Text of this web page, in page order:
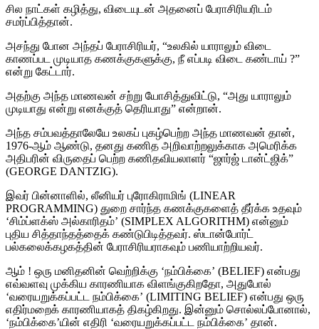
சில நாட்கள் கழித்து, விடையுடன் அதனைப் பேராசிரியரிடம்
சமர்ப்பித்தான்.
அசந்து போன அந்தப் பேராசிரியர், “உலகில் யாராலும் விடை
காணப்பட முடியாத கணக்குகளுக்கு, நீ எப்படி விடை கண்டாய் ?”
என்று கேட்டார்.
அதற்கு அந்த மாணவன் சற்று யோசித்துவிட்டு, “அது யாராலும்
முடியாது என்று எனக்குத் தெரியாது” என்றான்.
அந்த சம்பவத்தாலேயே உலகப் புகழ்பெற்ற அந்த மாணவன் தான்,
1976-ஆம் ஆண்டு, தனது கணித அறிவாற்றலுக்காக அமெரிக்க
அதிபரின் விருதைப் பெற்ற கணிதவியலாளர் “ஜார்ஜ் டான்ட்ஜிக்”
(GEORGE DANTZIG).
இவர் பின்னாளில், லீனியர் புரோகிராமிங் (LINEAR
PROGRAMMING) துறை சார்ந்த கணக்குகளைத் தீர்க்க உதவும்
‘சிம்ப்ளக்ஸ் அல்காரிதம்’ (SIMPLEX ALGORITHM) என்னும்
புதிய சித்தாந்தத்தைக் கண்டுபிடித்தவர். ஸ்டான்போர்ட்
பல்கலைக்கழகத்தின் பேராசிரியராகவும் பணியாற்றியவர்.
ஆம் ! ஒரு மனிதனின் வெற்றிக்கு ‘நம்பிக்கை’ (BELIEF) என்பது
எவ்வளவு முக்கிய காரணியாக விளங்குகிறதோ, அதுபோல்
‘வரையறுக்கப்பட்ட நம்பிக்கை’ (LIMITING BELIEF) என்பது ஒரு
எதிர்மறைக் காரணியாகத் திகழ்கிறது. இன்னும் சொல்லப்போனால்,
‘நம்பிக்கை’யின் எதிரி ‘வரையறுக்கப்பட்ட நம்பிக்கை’ தான்.